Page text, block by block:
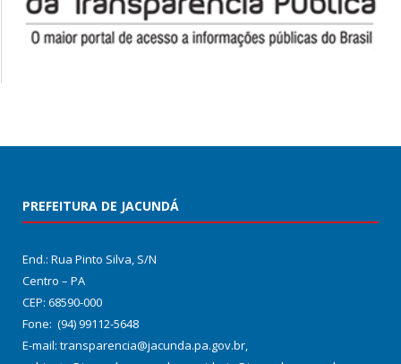
PREFEITURA DE JACUNDÁ
End.: Rua Pinto Silva, S/N
Centro – PA
CEP: 68590-000
Fone: (94) 99112-5648
E-mail: transparencia@jacunda.pa.gov.br,